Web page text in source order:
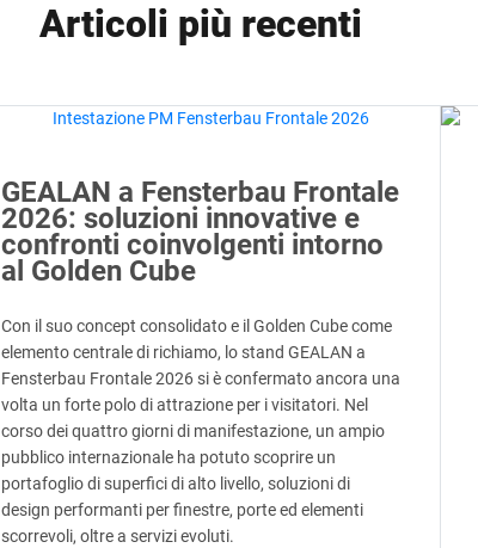
Articoli più recenti
GEALAN a Fensterbau Frontale
2026: soluzioni innovative e
confronti coinvolgenti intorno
al Golden Cube
Con il suo concept consolidato e il Golden Cube come
elemento centrale di richiamo, lo stand GEALAN a
Fensterbau Frontale 2026 si è confermato ancora una
volta un forte polo di attrazione per i visitatori. Nel
corso dei quattro giorni di manifestazione, un ampio
pubblico internazionale ha potuto scoprire un
portafoglio di superfici di alto livello, soluzioni di
design performanti per finestre, porte ed elementi
scorrevoli, oltre a servizi evoluti.